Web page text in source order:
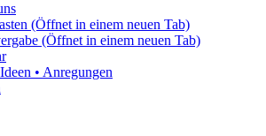
(Öffnet in einem neuen Tab)
(Öffnet in einem neuen Tab)
• Anregungen